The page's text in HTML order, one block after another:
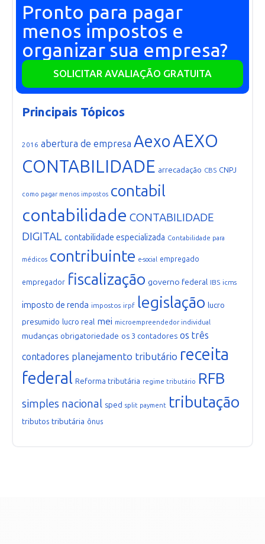
Pronto para pagar
menos impostos e
organizar sua empresa?
SOLICITAR AVALIAÇÃO GRATUITA
Principais Tópicos
2016 abertura de empresa AexoAEXO
CONTABILIDADE arrecadação CBS CNPJ
como pagar menos impostos contabil
contabilidade CONTABILIDADE
DIGITAL contabilidade especializada Contabilidade para
médicos contribuinte e-social empregado
empregador fiscalização governo federal IBS icms
imposto de renda impostos irpf legislação lucro
presumido lucro real mei microempreendedor individual
mudanças obrigatoriedade os 3 contadores os três
contadores planejamento tributário receita
federal Reforma tributária regime tributário RFB
simples nacional sped split payment tributação
tributos tributária ônus